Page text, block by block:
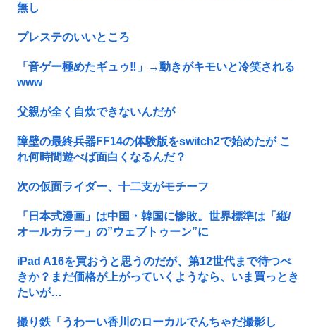
無し
プレステのいいところ
「音ゲー極めたギュゥ‼️」→動きがキモいと冷笑される
www
父親が全く自炊できないんだが
障壁の最終兵器FF14の体験版をswitch2で始めたが こ
れ何時間遊べば面白くなるんだ？
次の仮面ライダー、十二支がモチーフ
「日本式漫画」は中国・韓国に惨敗。世界標準は「縦/
オールカラー」の”ウェブトゥーン”に
iPad A16を買おうと思うのだが、第12世代まで待つべ
きか？まだ価格が上がっていくようなら、いま買っとき
たいが…
撮り鉄「うわーい香川のローカルでんちゃだ撮影し